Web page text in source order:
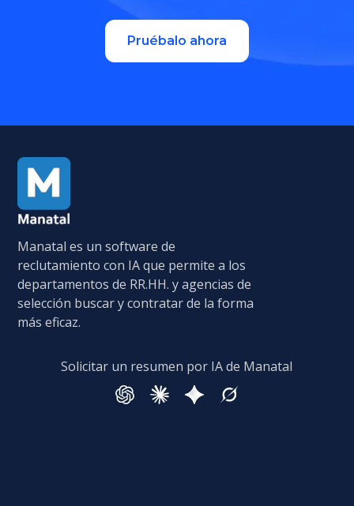
Pruébalo ahora
Manatal es un software de
reclutamiento con IA que permite a los
departamentos de RR.HH. y agencias de
selección buscar y contratar de la forma
más eficaz.
Solicitar un resumen por IA de Manatal